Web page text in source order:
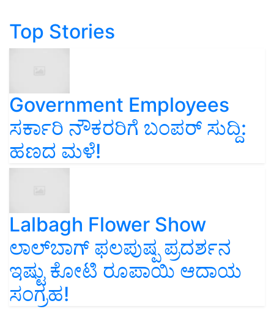
Top Stories
Government Employees
ಸರ್ಕಾರಿ ನೌಕರರಿಗೆ ಬಂಪರ್‌ ಸುದ್ದಿ:
ಹಣದ ಮಳೆ!
Lalbagh Flower Show
ಲಾಲ್‌ಬಾಗ್ ಫಲಪುಷ್ಪ ಪ್ರದರ್ಶನ
ಇಷ್ಟು ಕೋಟಿ ರೂಪಾಯಿ ಆದಾಯ
ಸಂಗ್ರಹ!